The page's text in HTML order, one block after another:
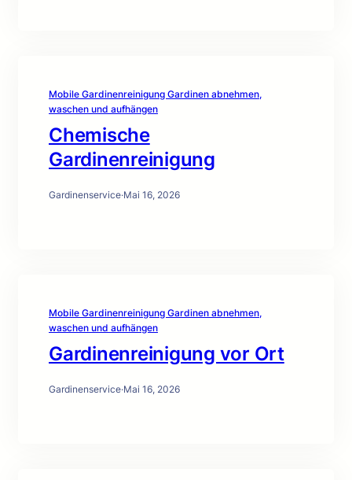
Mobile Gardinenreinigung Gardinen abnehmen,
waschen und aufhängen
Chemische
Gardinenreinigung
Gardinenservice·Mai 16, 2026
Mobile Gardinenreinigung Gardinen abnehmen,
waschen und aufhängen
Gardinenreinigung vor Ort
Gardinenservice·Mai 16, 2026